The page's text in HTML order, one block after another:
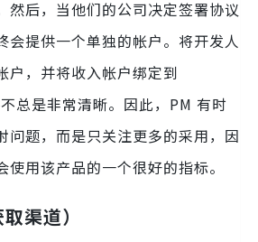
然后，当他们的公司决定签署协议
会提供一个单独的帐户。将开发人
户，并将收入帐户绑定到
总是非常清晰。因此，PM 有时
问题，而是只关注更多的采用，因
用该产品的一个很好的指标。
渠道）